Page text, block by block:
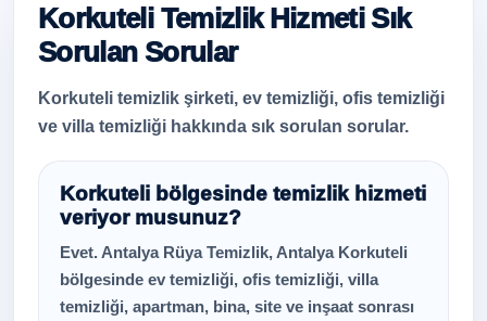
Korkuteli Temizlik Hizmeti Sık
Sorulan Sorular
Korkuteli temizlik şirketi, ev temizliği, ofis temizliği
ve villa temizliği hakkında sık sorulan sorular.
Korkuteli bölgesinde temizlik hizmeti
veriyor musunuz?
Evet. Antalya Rüya Temizlik, Antalya Korkuteli
bölgesinde ev temizliği, ofis temizliği, villa
temizliği, apartman, bina, site ve inşaat sonrası